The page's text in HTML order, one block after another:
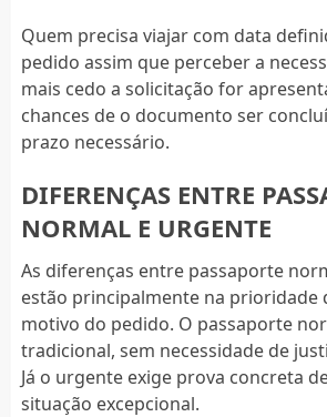
Quem precisa viajar com data
pedido assim que perceber a
mais cedo a solicitação for
chances de o documento ser
prazo necessário.
DIFERENÇAS ENTRE
NORMAL E URGENTE
As diferenças entre passaporte
estão principalmente na prioridade
motivo do pedido. O passaporte
tradicional, sem necessidade de
Já o urgente exige prova concreta
situação excepcional.